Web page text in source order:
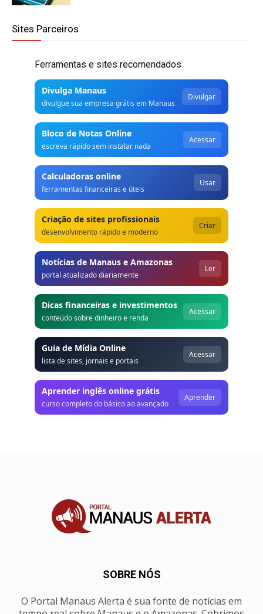
Sites Parceiros
Ferramentas e sites recomendados
Divulga Manaus
divulgue sua empresa grátis em Manaus
Divulgar
Bloco de Notas Online
escreva rápido sem instalar nada
Acessar
Calculadoras online
ferramentas financeiras e úteis
Usar
Criação de sites profissionais
desenvolvimento rápido e moderno
Criar
Notícias de Manaus e Amazonas
portal atualizado diariamente
Ler
Dicas financeiras e investimentos
conteúdo sobre dinheiro e renda
Acessar
Guia de Mídia Online
lista de sites, jornais e portais
Acessar
Aprender inglês online grátis
curso completo do básico ao avançado
Aprender
SOBRE NÓS
O Portal Manaus Alerta é sua fonte de notícias em